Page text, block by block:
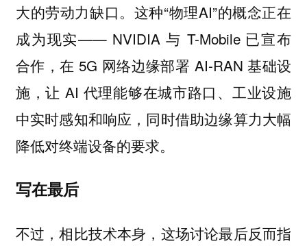
大的劳动力缺口。这种“物理AI”的概念正在
成为现实—— NVIDIA 与 T-Mobile 已宣布
合作，在 5G 网络边缘部署 AI-RAN 基础设
施，让 AI 代理能够在城市路口、工业设施
中实时感知和响应，同时借助边缘算力大幅
降低对终端设备的要求。
写在最后
不过，相比技术本身，这场讨论最后反而指